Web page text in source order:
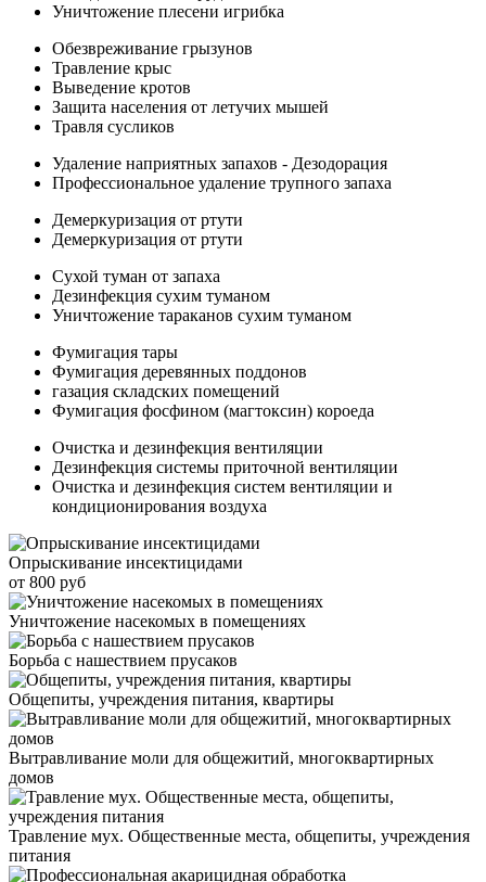
Уничтожение плесени игрибка
Обезвреживание грызунов
Травление крыс
Выведение кротов
Защита населения от летучих мышей
Травля сусликов
Удаление наприятных запахов - Дезодорация
Профессиональное удаление трупного запаха
Демеркуризация от ртути
Демеркуризация от ртути
Сухой туман от запаха
Дезинфекция сухим туманом
Уничтожение тараканов сухим туманом
Фумигация тары
Фумигация деревянных поддонов
газация складских помещений
Фумигация фосфином (магтоксин) короеда
Очистка и дезинфекция вентиляции
Дезинфекция системы приточной вентиляции
Очистка и дезинфекция систем вентиляции и
кондиционирования воздуха
Опрыскивание инсектицидами
от 800 руб
Уничтожение насекомых в помещениях
Борьба с нашествием прусаков
Общепиты, учреждения питания, квартиры
Вытравливание моли для общежитий, многоквартирных
домов
Травление мух. Общественные места, общепиты, учреждения
питания